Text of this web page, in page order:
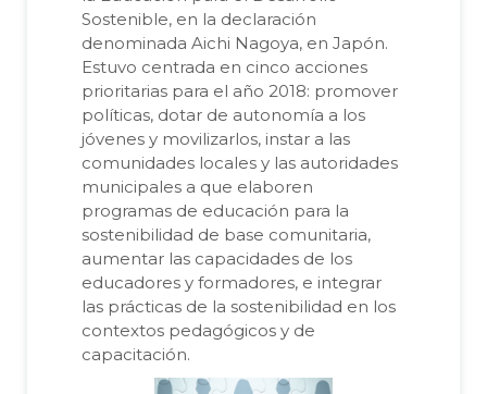
Sostenible, en la declaración
denominada Aichi Nagoya, en Japón.
Estuvo centrada en cinco acciones
prioritarias para el año 2018: promover
políticas, dotar de autonomía a los
jóvenes y movilizarlos, instar a las
comunidades locales y las autoridades
municipales a que elaboren
programas de educación para la
sostenibilidad de base comunitaria,
aumentar las capacidades de los
educadores y formadores, e integrar
las prácticas de la sostenibilidad en los
contextos pedagógicos y de
capacitación.